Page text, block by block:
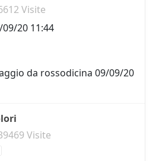
Visite
20 11:44
da rossodicina 09/09/20
Visite